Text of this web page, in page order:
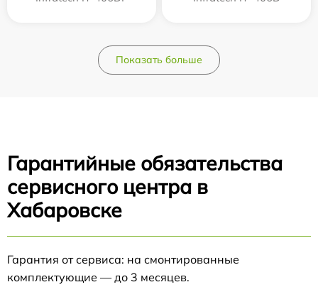
Показать больше
Гарантийные обязательства
сервисного центра в
Хабаровске
Гарантия от сервиса: на смонтированные
комплектующие — до 3 месяцев.